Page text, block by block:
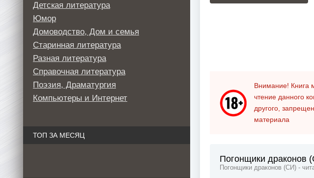
Внимание! Книга
чтение данного
другого,
материала
Погонщики драконов
Погонщики драконов (СИ) -
Детская литература
Юмор
Домоводство, Дом и семья
Старинная литература
Разная литература
Справочная литература
Поэзия, Драматургия
Компьютеры и Интернет
ТОП ЗА МЕСЯЦ